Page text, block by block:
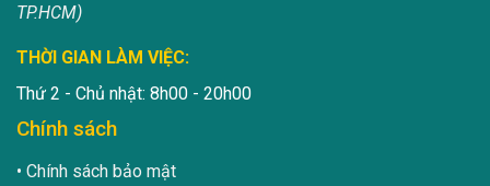
TP.HCM)
THỜI GIAN LÀM VIỆC:
Thứ 2 - Chủ nhật: 8h00 - 20h00
Chính sách
Chính sách bảo mật